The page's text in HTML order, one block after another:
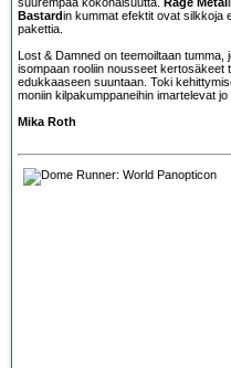
suurempaa kokonaisuutta. Rage Metal
Bastardin kummat efektit ovat silkkoja
pakettia.
Lost & Damned on teemoiltaan
isompaan rooliin nousseet kertosäkeet
edukkaaseen suuntaan. Toki
moniin kilpakumppaneihin imartelevat jo
Mika Roth